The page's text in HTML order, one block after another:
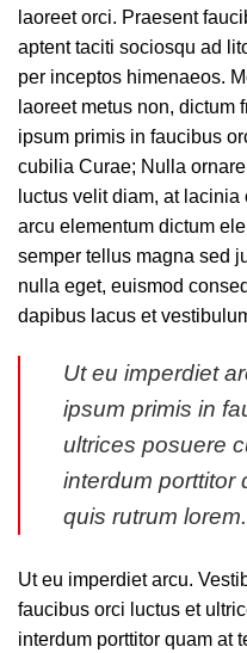
laoreet orci. Praesent
aptent taciti sociosqu ad
per inceptos himenaeos.
laoreet metus non, dictum
ipsum primis in faucibus
cubilia Curae; Nulla
luctus velit diam, at
arcu elementum dictum
semper tellus magna sed
nulla eget, euismod
dapibus lacus et
Ut eu imperdiet
ipsum primis in
ultrices posuere
interdum porttitor
quis rutrum lorem.
Ut eu imperdiet arcu.
faucibus orci luctus et
interdum porttitor quam at